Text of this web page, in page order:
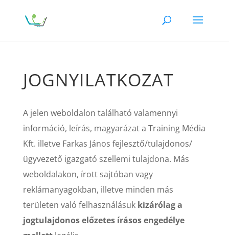
JOGNYILATKOZAT
A jelen weboldalon található valamennyi
információ, leírás, magyarázat a Training Média
Kft. illetve Farkas János fejlesztő/tulajdonos/
ügyvezető igazgató szellemi tulajdona. Más
weboldalakon, írott sajtóban vagy
reklámanyagokban, illetve minden más
területen való felhasználásuk kizárólag a
jogtulajdonos előzetes írásos engedélye